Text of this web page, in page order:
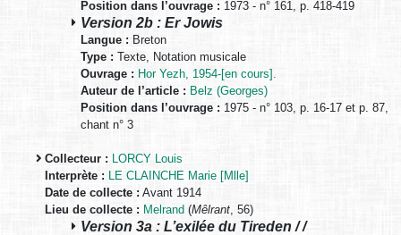
Position dans l’ouvrage : 1973 - n° 161, p. 418-419
Version 2b : Er Jowis
Langue : Breton
Type : Texte, Notation musicale
Ouvrage : Hor Yezh, 1954-[en cours].
Auteur de l’article : Belz (Georges)
Position dans l’ouvrage : 1975 - n° 103, p. 16-17 et p. 87,
chant n° 3
Collecteur : LORCY Louis
Interprète : LE CLAINCHE Marie [Mlle]
Date de collecte : Avant 1914
Lieu de collecte : Melrand (Mêlrant , 56)
Version 3a : L’exilée du Tireden / /